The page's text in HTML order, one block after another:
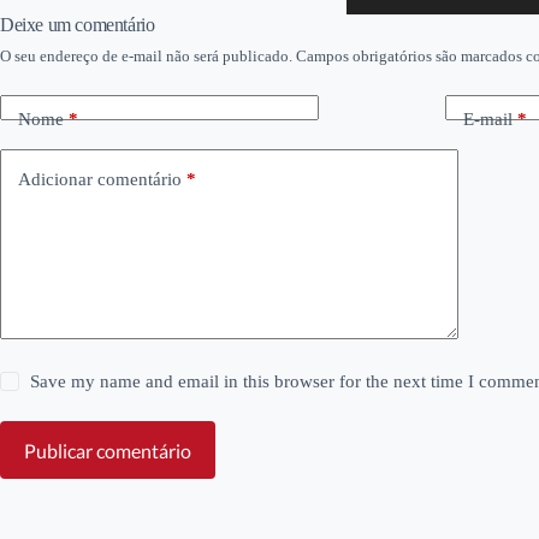
áudio
Deixe um comentário
O seu endereço de e-mail não será publicado. Campos obrigatórios são marcados
Nome* E-mail*
Adicionar comentário *
Save my name and email in this browser for the next time I
Publicar comentário